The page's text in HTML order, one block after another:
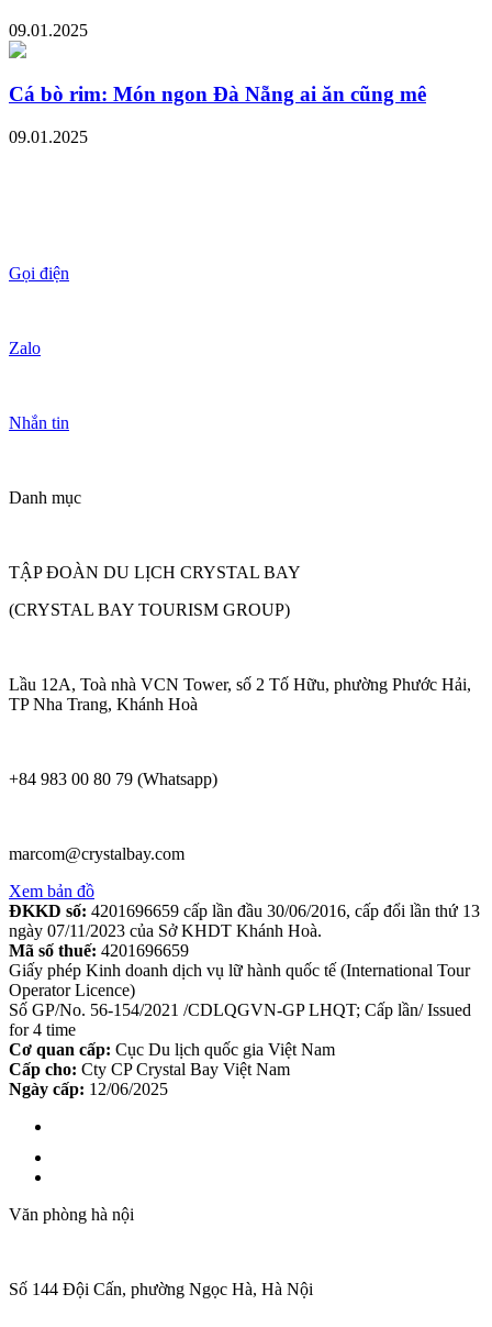
09.01.2025
Cá bò rim: Món ngon Đà Nẵng ai ăn cũng mê
09.01.2025
Gọi điện
Zalo
Nhắn tin
Danh mục
TẬP ĐOÀN DU LỊCH CRYSTAL BAY
(CRYSTAL BAY TOURISM GROUP)
Lầu 12A, Toà nhà VCN Tower, số 2 Tố Hữu, phường Phước Hải,
TP Nha Trang, Khánh Hoà
+84 983 00 80 79 (Whatsapp)
marcom@crystalbay.com
Xem bản đồ
ĐKKD số: 4201696659 cấp lần đầu 30/06/2016, cấp đổi lần thứ 13
ngày 07/11/2023 của Sở KHDT Khánh Hoà.
Mã số thuế: 4201696659
Giấy phép Kinh doanh dịch vụ lữ hành quốc tế (International Tour
Operator Licence)
Số GP/No. 56-154/2021 /CDLQGVN-GP LHQT; Cấp lần/ Issued
for 4 time
Cơ quan cấp: Cục Du lịch quốc gia Việt Nam
Cấp cho: Cty CP Crystal Bay Việt Nam
Ngày cấp: 12/06/2025
Văn phòng hà nội
Số 144 Đội Cấn, phường Ngọc Hà, Hà Nội